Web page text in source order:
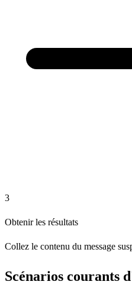
3
Obtenir les résultats
Collez le contenu du message
Scénarios courants